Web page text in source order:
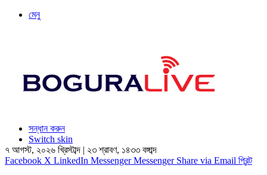
মেনু
সন্ধান করুন
Switch skin
৭ আগস্ট, ২০২৬ খ্রিস্টাব্দ | ২৩ শ্রাবণ, ১৪৩৩ বঙ্গাব্দ
Facebook X LinkedIn Messenger Messenger Share via Email প্রিন্ট